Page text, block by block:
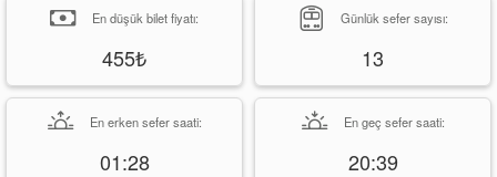
En düşük bilet fiyatı:
455₺
Günlük sefer sayısı:
13
En erken sefer saati:
01:28
En geç sefer saati:
20:39